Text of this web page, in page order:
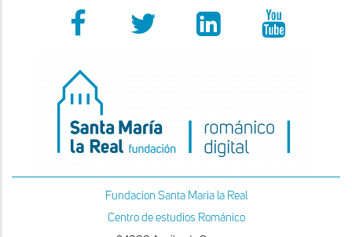
Fundacion Santa Maria la Real
Centro de estudios Románico